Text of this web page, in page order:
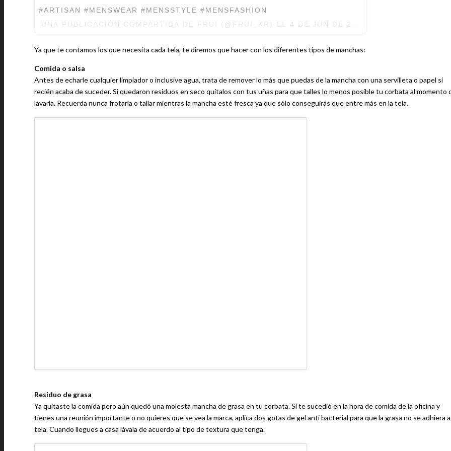
#ARTISAN #MENSWEAR #MENSSTYLE #MENSFASHION
Ya que te contamos los que necesita cada tela, te diremos que hacer con los diferentes tipos de manchas:
Comida o salsa
Antes de echarle cualquier limpiador o inclusive agua, trata de remover lo más que puedas de la mancha con una servilleta o papel si
recién acaba de suceder. Si quedaron residuos en seco quítalos con tus uñas para que talles lo menos posible tu corbata al momento
lavarla. Recuerda nunca frotarla o tallar mientras la mancha esté fresca ya que sólo conseguirás que entre más en la tela.
Residuo de grasa
Ya quitaste la comida pero aún quedó una molesta mancha de grasa en tu corbata. Si te sucedió en la hora de comida de la oficina y
tienes una reunión importante o no quieres que se vea la marca, aplica dos gotas de gel anti bacterial para que la grasa no se adhiera
tela. Cuando llegues a casa lávala de acuerdo al tipo de textura que tenga.